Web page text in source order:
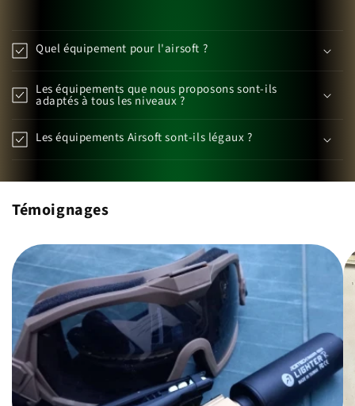
Quel équipement pour l'airsoft ?
Les équipements que nous proposons sont-ils
adaptés à tous les niveaux ?
Les équipements Airsoft sont-ils légaux ?
Témoignages